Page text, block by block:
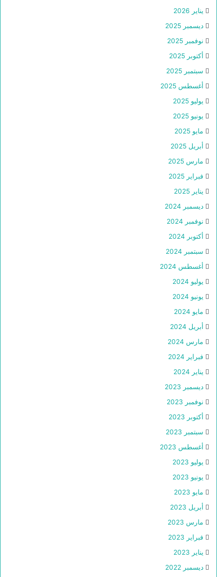
يناير 2026
ديسمبر 2025
نوفمبر 2025
أكتوبر 2025
سبتمبر 2025
أغسطس 2025
يوليو 2025
يونيو 2025
مايو 2025
أبريل 2025
مارس 2025
فبراير 2025
يناير 2025
ديسمبر 2024
نوفمبر 2024
أكتوبر 2024
سبتمبر 2024
أغسطس 2024
يوليو 2024
يونيو 2024
مايو 2024
أبريل 2024
مارس 2024
فبراير 2024
يناير 2024
ديسمبر 2023
نوفمبر 2023
أكتوبر 2023
سبتمبر 2023
أغسطس 2023
يوليو 2023
يونيو 2023
مايو 2023
أبريل 2023
مارس 2023
فبراير 2023
يناير 2023
ديسمبر 2022